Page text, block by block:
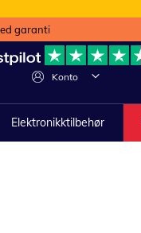
garanti
Konto Endring
Elektronikktilbehør